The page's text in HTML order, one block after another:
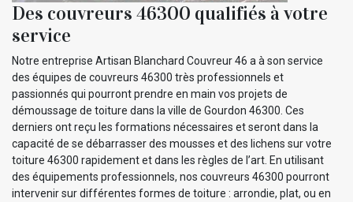
Des couvreurs 46300 qualifiés à votre
service
Notre entreprise Artisan Blanchard Couvreur 46 a à son service
des équipes de couvreurs 46300 très professionnels et
passionnés qui pourront prendre en main vos projets de
démoussage de toiture dans la ville de Gourdon 46300. Ces
derniers ont reçu les formations nécessaires et seront dans la
capacité de se débarrasser des mousses et des lichens sur votre
toiture 46300 rapidement et dans les règles de l’art. En utilisant
des équipements professionnels, nos couvreurs 46300 pourront
intervenir sur différentes formes de toiture : arrondie, plat, ou en